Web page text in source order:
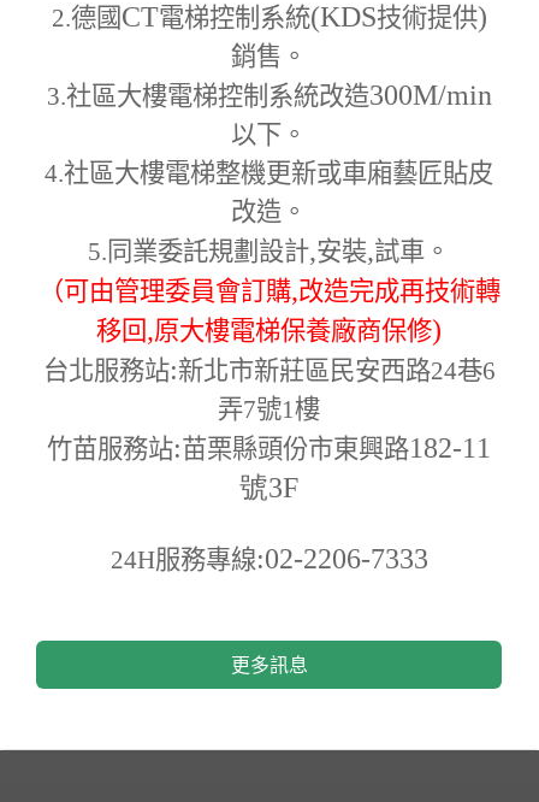
2.德國 CT電梯控制系統(KDS技術提供)
銷售。
3.社區大樓電梯控制系統改造300M/min
以下。
4.社區大樓電梯整機更新或車廂藝匠貼皮
改造。
5. 同業委託規劃設計,安裝,試車。
（可由管理委員會訂購,改造完成再技術轉
移回,原大樓電梯保養廠商保修)
台北服務站:新北市新莊區民安西路24巷6
弄7號1樓
竹苗服務站:苗栗縣頭份市東興路182-11
號3F
24H服務專線:02-2206-7333
更多訊息